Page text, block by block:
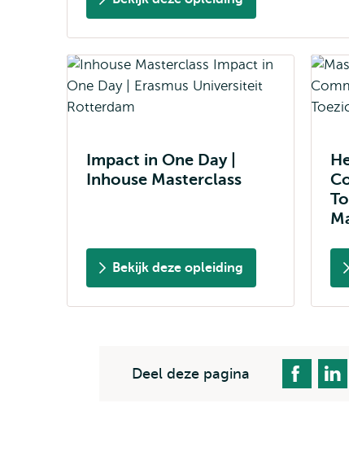
Impact in One Day |
Inhouse Masterclass
Bekijk deze opleiding
Deel deze pagina